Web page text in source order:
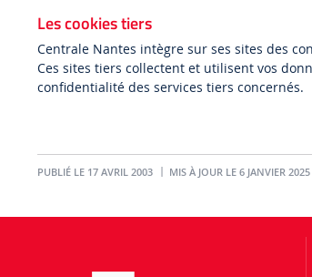
Les cookies tiers
Centrale Nantes intègre sur ses sites des
Ces sites tiers collectent et utilisent vos
confidentialité des services tiers concernés.
PUBLIÉ LE 17 AVRIL 2003 MIS À JOUR LE 6 JANVIER 2025